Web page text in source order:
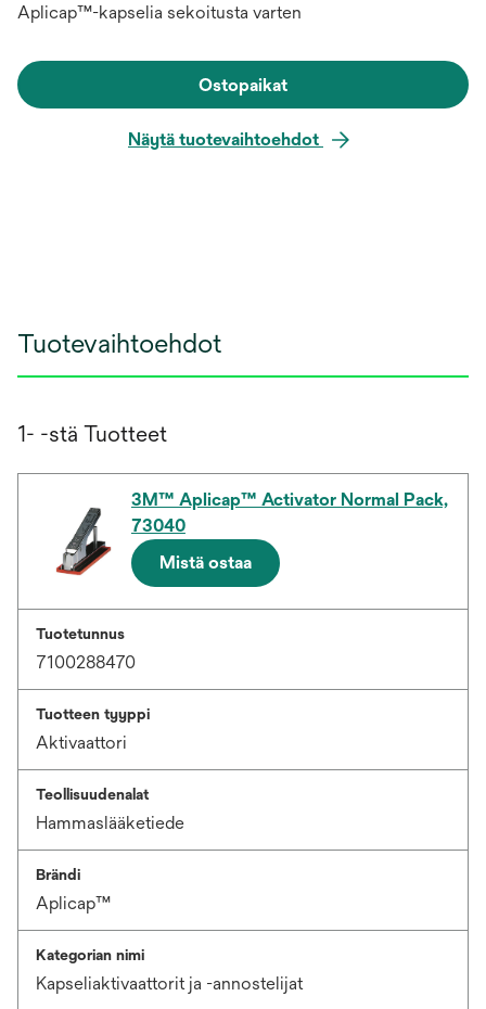
Aplicap™-kapselia sekoitusta varten
Ostopaikat
Näytä tuotevaihtoehdot
Tuotevaihtoehdot
1- -stä Tuotteet
3M™ Aplicap™ Activator Normal Pack,
73040
Mistä ostaa
Tuotetunnus
7100288470
Tuotteen tyyppi
Aktivaattori
Teollisuudenalat
Hammaslääketiede
Brändi
Aplicap™
Kategorian nimi
Kapseliaktivaattorit ja -annostelijat